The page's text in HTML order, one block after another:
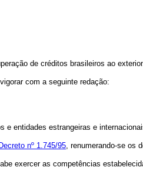
de créditos brasileiros ao
com a seguinte redação:
e entidades estrangeiras e
Decreto nº 1.745/95, renumerando-se os
exercer as competências